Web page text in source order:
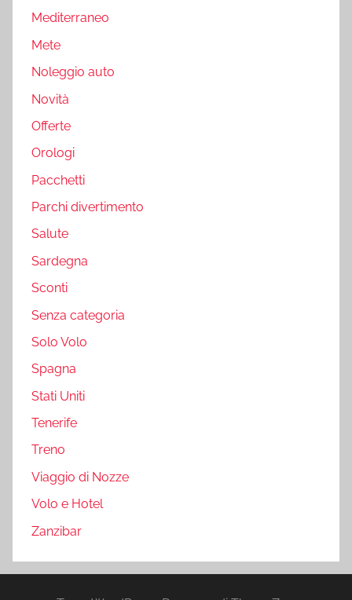
Mediterraneo
Mete
Noleggio auto
Novità
Offerte
Orologi
Pacchetti
Parchi divertimento
Salute
Sardegna
Sconti
Senza categoria
Solo Volo
Spagna
Stati Uniti
Tenerife
Treno
Viaggio di Nozze
Volo e Hotel
Zanzibar